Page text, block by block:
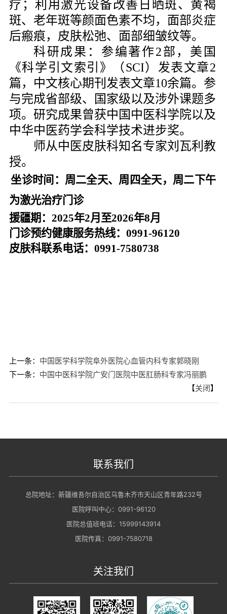
疗；利用激光设备改善日晒斑、黄褐
斑、老年斑等颜面色素不均，面部炎症
后瘢痕，皮肤松弛、面部细皱纹等。
科研成果： 参编著作2部，美国
《科学引文索引》（SCI）发表文章2
篇，中文核心期刊发表文章10余篇。参
与完成省部级、国家级以及涉外课题多
项。研究成果曾获中国中医科学院以及
中华中医药学会科学技术进步奖。
师从中医皮肤科知名专家刘瓦利教
授。
坐诊时间： 周二全天、周四全天，周二下午
为激光治疗门诊
援疆期： 2025年2月至2026年8月
门诊预约健康服务热线： 0991-96120
皮肤科联系电话： 0991-7580738
上一条： 中国医学科学院阜外医院心血管内科专家郭晓刚
下一条： 中国中医科学院广安门医院中医肛肠科专家冯丽鹏
【关闭】
联系我们
总院地址：新疆维吾尔自治区乌鲁木齐市天山区青年路232号
医院呼叫中心：0991-96120
医院总值班电话：15999143914
医院传真：0991-7580718
关注我们